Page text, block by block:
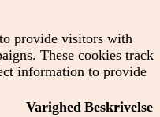
provide visitors with
These cookies track
information to provide
Varighed Beskrivelse